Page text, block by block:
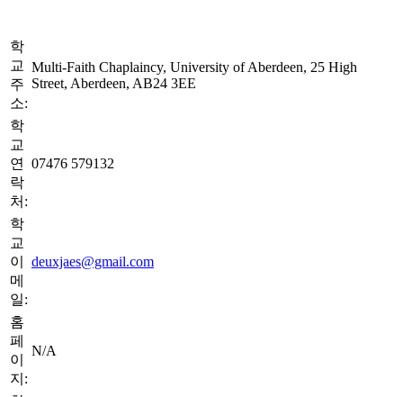
학
교
주
소:
Multi-Faith Chaplaincy, University of Aberdeen, 25 High
Street, Aberdeen, AB24 3EE
학
교
연
락
처:
07476 579132
학
교
이
메
일:
deuxjaes@gmail.com
홈
페
이
지:
N/A